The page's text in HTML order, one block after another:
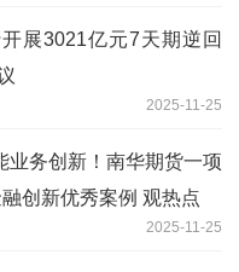
展3021亿元7天期逆回
2025-11-25
业务创新！南华期货一项
融创新优秀案例 观热点
2025-11-25